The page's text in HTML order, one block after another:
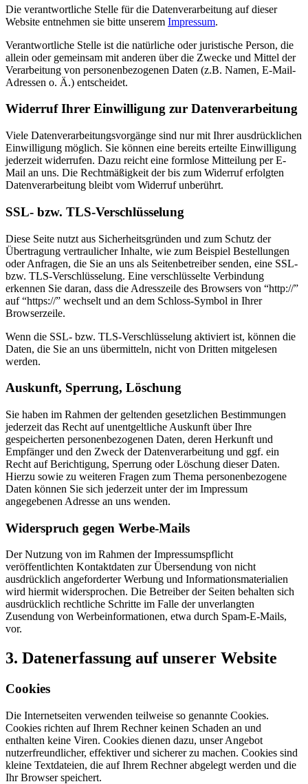
Die verantwortliche Stelle für die Datenverarbeitung auf dieser
Website entnehmen sie bitte unserem Impressum.
Verantwortliche Stelle ist die natürliche oder juristische Person, die
allein oder gemeinsam mit anderen über die Zwecke und Mittel der
Verarbeitung von personenbezogenen Daten (z.B. Namen, E-Mail-
Adressen o. Ä.) entscheidet.
Widerruf Ihrer Einwilligung zur Datenverarbeitung
Viele Datenverarbeitungsvorgänge sind nur mit Ihrer ausdrücklichen
Einwilligung möglich. Sie können eine bereits erteilte Einwilligung
jederzeit widerrufen. Dazu reicht eine formlose Mitteilung per E-
Mail an uns. Die Rechtmäßigkeit der bis zum Widerruf erfolgten
Datenverarbeitung bleibt vom Widerruf unberührt.
SSL- bzw. TLS-Verschlüsselung
Diese Seite nutzt aus Sicherheitsgründen und zum Schutz der
Übertragung vertraulicher Inhalte, wie zum Beispiel Bestellungen
oder Anfragen, die Sie an uns als Seitenbetreiber senden, eine SSL-
bzw. TLS-Verschlüsselung. Eine verschlüsselte Verbindung
erkennen Sie daran, dass die Adresszeile des Browsers von “http://”
auf “https://” wechselt und an dem Schloss-Symbol in Ihrer
Browserzeile.
Wenn die SSL- bzw. TLS-Verschlüsselung aktiviert ist, können die
Daten, die Sie an uns übermitteln, nicht von Dritten mitgelesen
werden.
Auskunft, Sperrung, Löschung
Sie haben im Rahmen der geltenden gesetzlichen Bestimmungen
jederzeit das Recht auf unentgeltliche Auskunft über Ihre
gespeicherten personenbezogenen Daten, deren Herkunft und
Empfänger und den Zweck der Datenverarbeitung und ggf. ein
Recht auf Berichtigung, Sperrung oder Löschung dieser Daten.
Hierzu sowie zu weiteren Fragen zum Thema personenbezogene
Daten können Sie sich jederzeit unter der im Impressum
angegebenen Adresse an uns wenden.
Widerspruch gegen Werbe-Mails
Der Nutzung von im Rahmen der Impressumspflicht
veröffentlichten Kontaktdaten zur Übersendung von nicht
ausdrücklich angeforderter Werbung und Informationsmaterialien
wird hiermit widersprochen. Die Betreiber der Seiten behalten sich
ausdrücklich rechtliche Schritte im Falle der unverlangten
Zusendung von Werbeinformationen, etwa durch Spam-E-Mails,
vor.
3. Datenerfassung auf unserer Website
Cookies
Die Internetseiten verwenden teilweise so genannte Cookies.
Cookies richten auf Ihrem Rechner keinen Schaden an und
enthalten keine Viren. Cookies dienen dazu, unser Angebot
nutzerfreundlicher, effektiver und sicherer zu machen. Cookies sind
kleine Textdateien, die auf Ihrem Rechner abgelegt werden und die
Ihr Browser speichert.